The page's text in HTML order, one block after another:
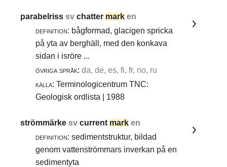
parabelrisssvchatter mark en
definition: bågformad, glacigen spricka
på yta av berghäll, med den konkava
sidan i isröre ...
övriga språk: da, de, es, fi, fr, no, ru
källa: Terminologicentrum TNC:
Geologisk ordlista | 1988
strömmärkesvcurrent mark en
definition: sedimentstruktur, bildad
genom vattenströmmars inverkan på en
sedimentyta